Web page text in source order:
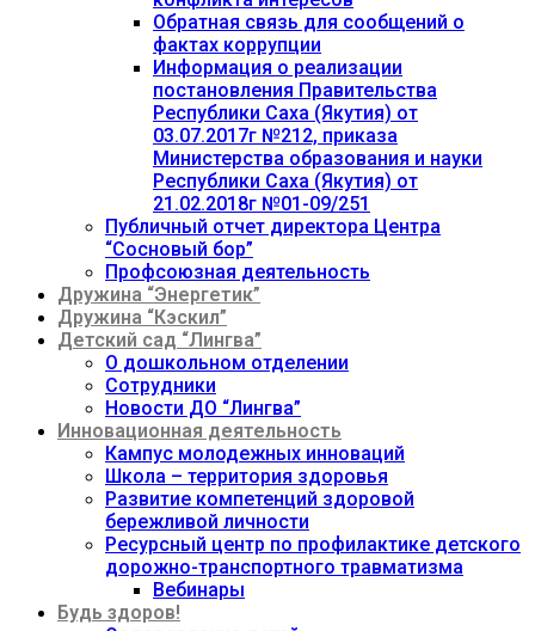
Обратная связь для сообщений о
фактах коррупции
Информация о реализации
постановления Правительства
Республики Саха (Якутия) от
03.07.2017г №212, приказа
Министерства образования и науки
Республики Саха (Якутия) от
21.02.2018г №01-09/251
Публичный отчет директора Центра
“Сосновый бор”
Профсоюзная деятельность
Дружина “Энергетик”
Дружина “Кэскил”
Детский сад “Лингва”
О дошкольном отделении
Сотрудники
Новости ДО “Лингва”
Инновационная деятельность
Кампус молодежных инноваций
Школа – территория здоровья
Развитие компетенций здоровой
бережливой личности
Ресурсный центр по профилактике детского
дорожно-транспортного травматизма
Вебинары
Будь здоров!